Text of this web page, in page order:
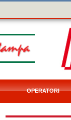
OPERATORI